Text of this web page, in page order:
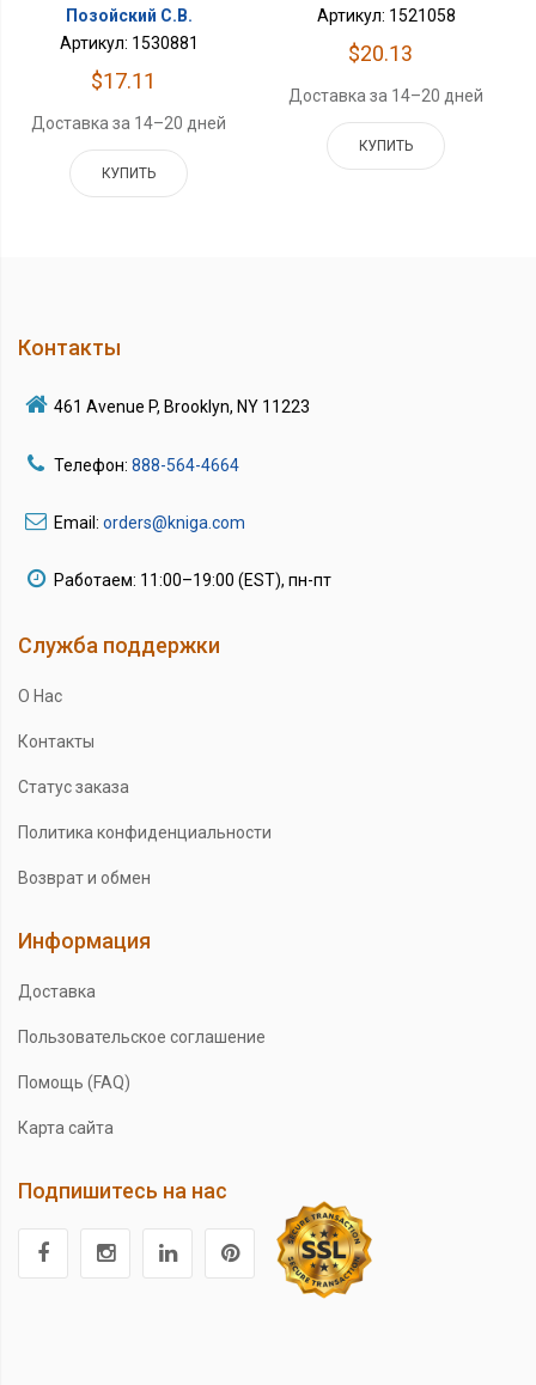
Позойский С.В.
Артикул: 1530881
$17.11
Доставка за 14–20 дней
КУПИТЬ
Артикул: 1521058
$20.13
Доставка за 14–20 дней
КУПИТЬ
Контакты
461 Avenue P, Brooklyn, NY 11223
Телефон: 888-564-4664
Email: orders@kniga.com
Работаем: 11:00–19:00 (EST), пн-пт
Служба поддержки
О Нас
Контакты
Статус заказа
Политика конфиденциальности
Возврат и обмен
Информация
Доставка
Пользовательское соглашение
Помощь (FAQ)
Карта сайта
Подпишитесь на нас